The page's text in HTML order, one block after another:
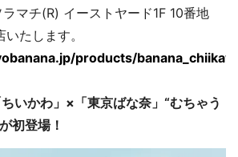
マチ(R) イーストヤード1F 10番地
いたします。
products/
いかわ」×「東京ばな奈」“むちゃう
初登場！